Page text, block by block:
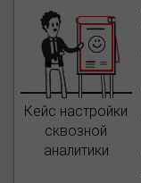
Кейс настройки
сквозной
аналитики